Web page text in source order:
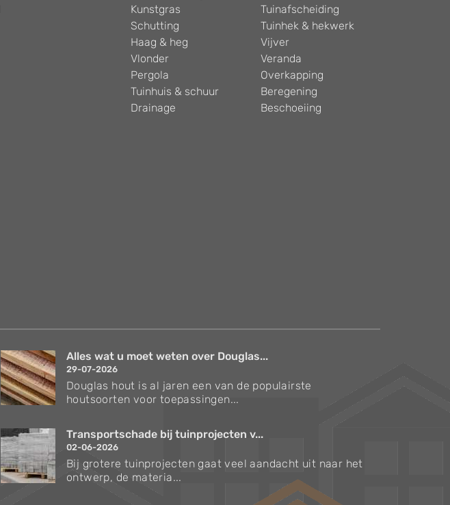
Kunstgras
Tuinafscheiding
Schutting
Tuinhek & hekwerk
Haag & heg
Vijver
Vlonder
Veranda
Pergola
Overkapping
Tuinhuis & schuur
Beregening
Drainage
Beschoeiing
Alles wat u moet weten over Douglas...
29-07-2026
Douglas hout is al jaren een van de populairste
houtsoorten voor toepassingen...
Transportschade bij tuinprojecten v...
02-06-2026
Bij grotere tuinprojecten gaat veel aandacht uit naar het
ontwerp, de materia...